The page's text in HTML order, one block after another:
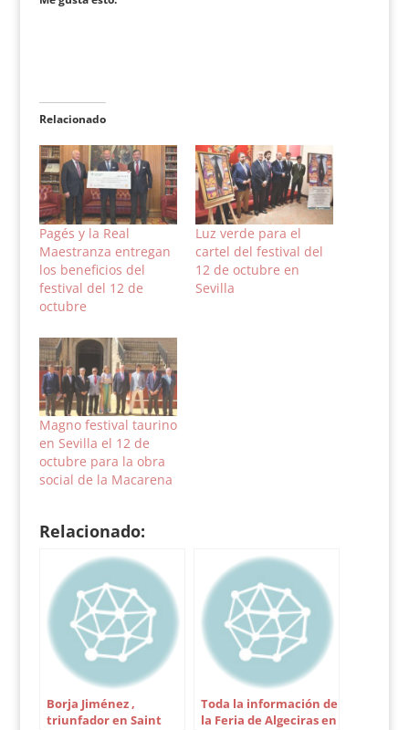
Relacionado
Pagés y la Real
Maestranza entregan
los beneficios del
festival del 12 de
octubre
Luz verde para el
cartel del festival del
12 de octubre en
Sevilla
Magno festival taurino
en Sevilla el 12 de
octubre para la obra
social de la Macarena
Relacionado:
Borja Jiménez ,
triunfador en Saint
Toda la información de
la Feria de Algeciras en